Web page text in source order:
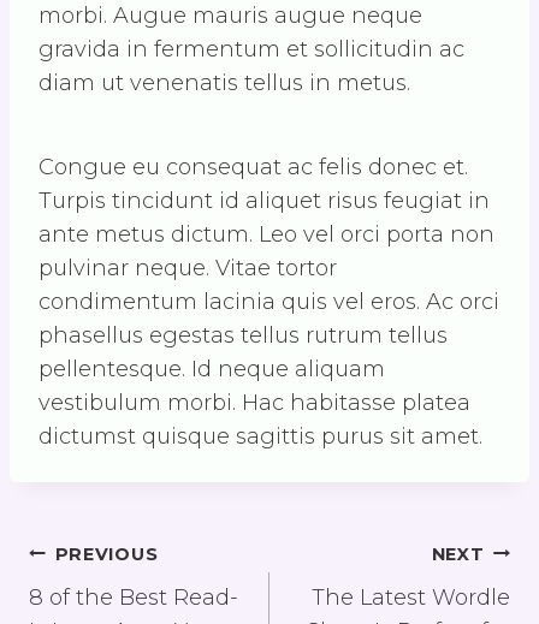
morbi. Augue mauris augue neque
gravida in fermentum et sollicitudin ac
diam ut venenatis tellus in metus.
Congue eu consequat ac felis donec et.
Turpis tincidunt id aliquet risus feugiat in
ante metus dictum. Leo vel orci porta non
pulvinar neque. Vitae tortor
condimentum lacinia quis vel eros. Ac orci
phasellus egestas tellus rutrum tellus
pellentesque. Id neque aliquam
vestibulum morbi. Hac habitasse platea
dictumst quisque sagittis purus sit amet.
Post
Navigation
PREVIOUS
8 of the Best Read-
NEXT
The Latest Wordle